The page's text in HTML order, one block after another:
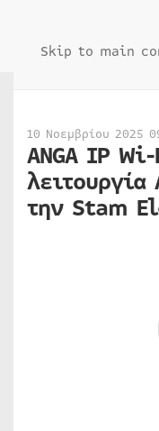
Skip to main
10 Νοεμβρίου 2025
ANGA IP
την Stam